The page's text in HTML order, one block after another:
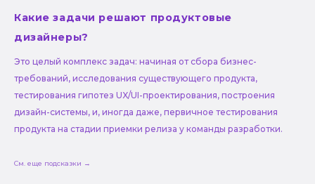
Какие задачи решают продуктовые
дизайнеры?
Это целый комплекс задач: начиная от сбора бизнес-
требований, исследования существующего продукта,
тестирования гипотез UX/UI-проектирования, построения
дизайн-системы, и, иногда даже, первичное тестирования
продукта на стадии приемки релиза у команды разработки.
См. еще подсказки →